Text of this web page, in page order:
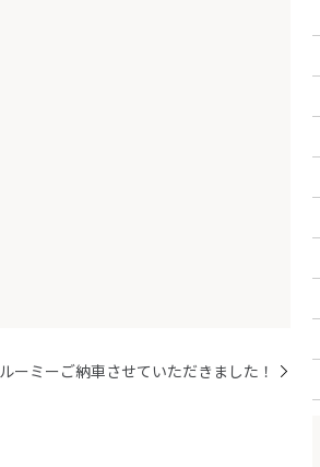
ルーミーご納車させていただきました！